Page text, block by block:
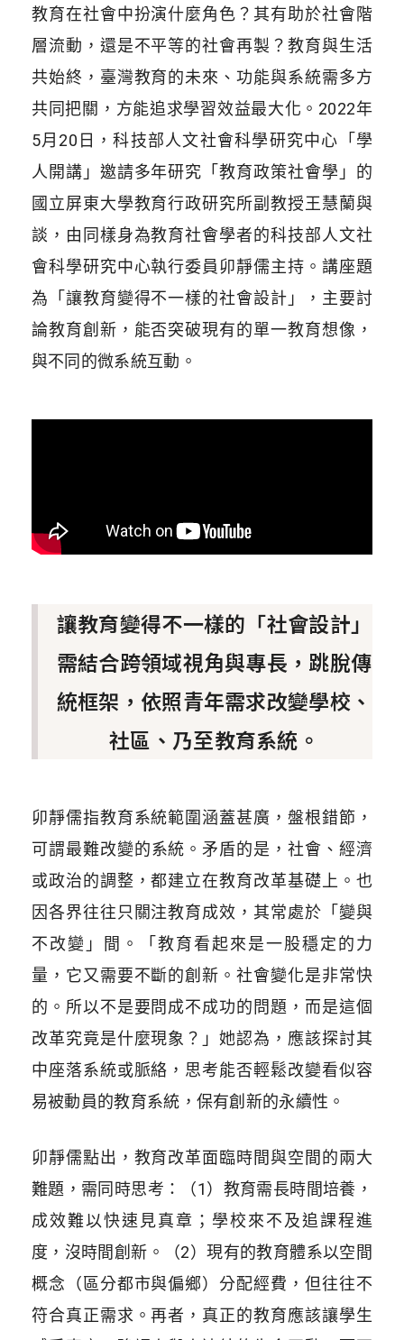
教育在社會中扮演什麼角色？其有助於社會階
層流動，還是不平等的社會再製？教育與生活
共始終，臺灣教育的未來、功能與系統需多方
共同把關，方能追求學習效益最大化。2022年
5月20日，科技部人文社會科學研究中心「學
人開講」邀請多年研究「教育政策社會學」的
國立屏東大學教育行政研究所副教授王慧蘭與
談，由同樣身為教育社會學者的科技部人文社
會科學研究中心執行委員卯靜儒主持。 講座題
為「讓教育變得不一樣的社會設計」，主要討
論教育創新，能否突破現有的單一教育想像，
與不同的微系統互動。
讓教育變得不一樣的「社會設計」
需結合跨領域視角與專長，跳脫傳
統框架，依照青年需求改變學校、
社區、乃至教育系統。
卯靜儒指教育系統範圍涵蓋甚廣，盤根錯節，
可謂最難改變的系統。矛盾的是，社會、經濟
或政治的調整，都建立在教育改革基礎上。也
因各界往往只關注教育成效，其常處於「變與
不改變」間。「教育看起來是一股穩定的力
量，它又需要不斷的創新。社會變化是非常快
的。所以不是要問成不成功的問題，而是這個
改革究竟是什麼現象？ 」她認為，應該探討其
中座落系統或脈絡，思考能否輕鬆改變看似容
易被動員的教育系統，保有創新的永續性。
卯靜儒點出，教育改革面臨時間與空間的兩大
難題，需同時思考：（1）教育需長時間培養，
成效難以快速見真章；學校來不及追課程進
度，沒時間創新。（2）現有的教育體系以空間
概念（區分都市與偏鄉）分配經費，但往往不
符合真正需求。再者，真正的教育應該讓學生